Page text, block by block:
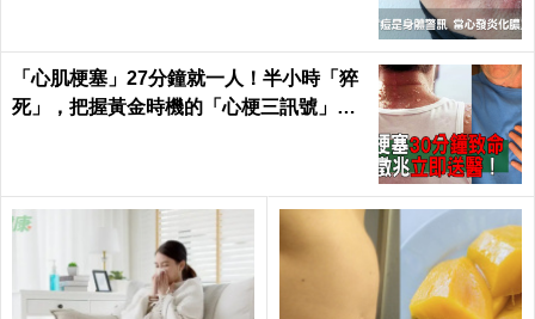
「心肌梗塞」27分鐘就一人！半小時「猝
死」，把握黃金時機的「心梗三訊號」！